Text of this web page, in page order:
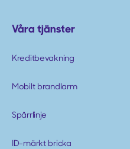
Våra tjänster
Kreditbevakning
Mobilt brandlarm
Spärrlinje
ID-märkt bricka